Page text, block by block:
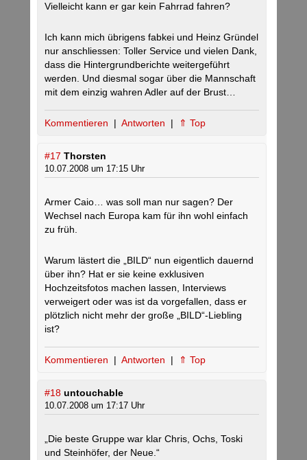
Vielleicht kann er gar kein Fahrrad fahren?
Ich kann mich übrigens fabkei und Heinz Gründel
nur anschliessen: Toller Service und vielen Dank,
dass die Hintergrundberichte weitergeführt
werden. Und diesmal sogar über die Mannschaft
mit dem einzig wahren Adler auf der Brust…
Kommentieren | Antworten | ⇑ Top
#17 Thorsten
10.07.2008 um 17:15 Uhr
Armer Caio… was soll man nur sagen? Der
Wechsel nach Europa kam für ihn wohl einfach
zu früh.
Warum lästert die „BILD“ nun eigentlich dauernd
über ihn? Hat er sie keine exklusiven
Hochzeitsfotos machen lassen, Interviews
verweigert oder was ist da vorgefallen, dass er
plötzlich nicht mehr der große „BILD“-Liebling
ist?
Kommentieren | Antworten | ⇑ Top
#18 untouchable
10.07.2008 um 17:17 Uhr
„Die beste Gruppe war klar Chris, Ochs, Toski
und Steinhöfer, der Neue.“